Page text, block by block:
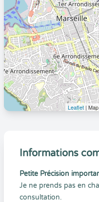
Leaflet |
Informations
Petite Précision
Je ne prends pas en
consultation.